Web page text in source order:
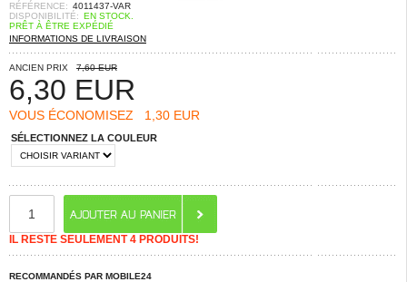
RÉFÉRENCE: 4011437-VAR
DISPONIBILITÉ: EN STOCK.
PRÊT À ÊTRE EXPÉDIÉ
INFORMATIONS DE LIVRAISON
ANCIEN PRIX 7,60 EUR
6,30 EUR
VOUS ÉCONOMISEZ 1,30 EUR
SÉLECTIONNEZ LA COULEUR
IL RESTE SEULEMENT 4 PRODUITS!
RECOMMANDÉS PAR MOBILE24